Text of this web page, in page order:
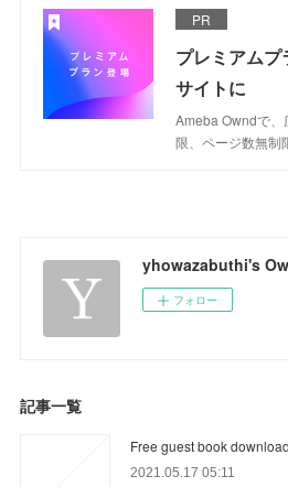
PR
プレミアム
サイトに
Ameba Owndで、
限、ページ数無制
yhowazabuthi's
フォロー
記事一覧
Free guest book
2021.05.17 05:11